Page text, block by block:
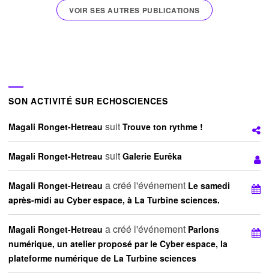
VOIR SES AUTRES PUBLICATIONS
SON ACTIVITÉ SUR ECHOSCIENCES
Magali Ronget-Hetreau suitTrouve ton rythme !
Magali Ronget-Hetreau suitGalerie Eurêka
Magali Ronget-Hetreau a créé l'événement Le samedi
après-midi au Cyber espace, à La Turbine sciences.
Magali Ronget-Hetreau a créé l'événement Parlons
numérique, un atelier proposé par le Cyber espace, la
plateforme numérique de La Turbine sciences